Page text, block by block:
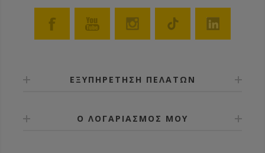
ΕΞΥΠΗΡΕΤΗΣΗ ΠΕΛΑΤΩΝ
Ο ΛΟΓΑΡΙΑΣΜΟΣ ΜΟΥ